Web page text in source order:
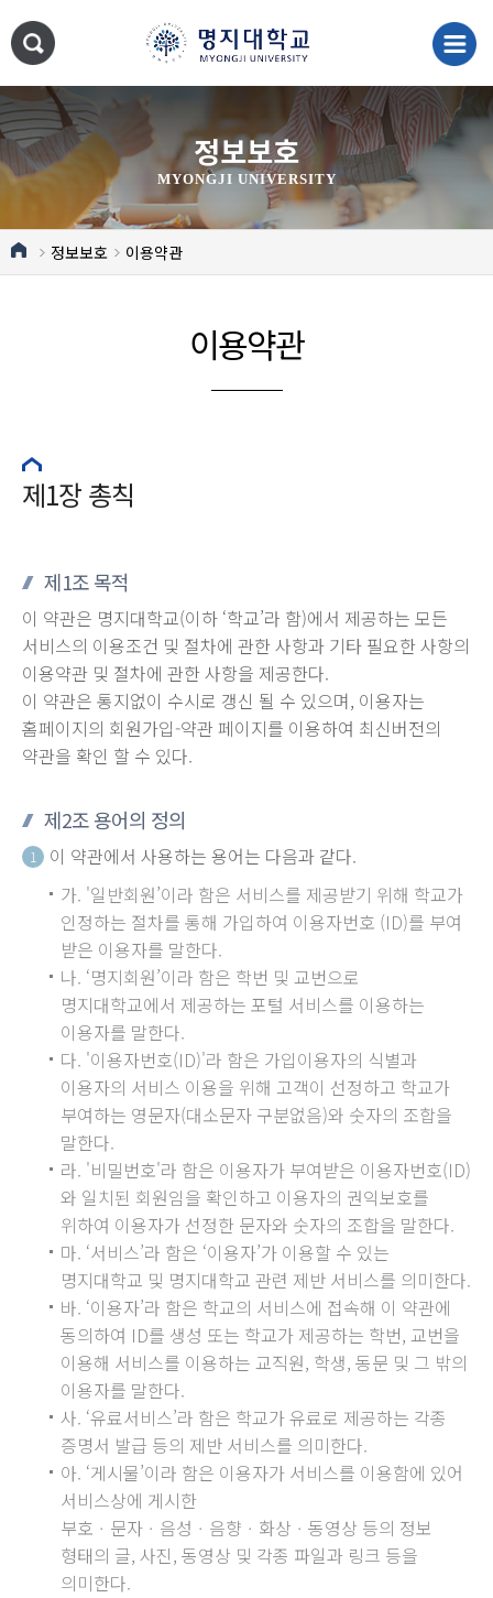
정보보호
MYONGJI UNIVERSITY
정보보호 이용약관
이용약관
제1장 총칙
제1조 목적
이 약관은 명지대학교(이하 ‘학교’라 함)에서 제공하는 모든
서비스의 이용조건 및 절차에 관한 사항과 기타 필요한 사항의
이용약관 및 절차에 관한 사항을 제공한다.
이 약관은 통지없이 수시로 갱신 될 수 있으며, 이용자는
홈페이지의 회원가입-약관 페이지를 이용하여 최신버전의
약관을 확인 할 수 있다.
제2조 용어의 정의
1
이 약관에서 사용하는 용어는 다음과 같다.
가. '일반회원’이라 함은 서비스를 제공받기 위해 학교가
인정하는 절차를 통해 가입하여 이용자번호 (ID)를 부여
받은 이용자를 말한다.
나. ‘명지회원’이라 함은 학번 및 교번으로
명지대학교에서 제공하는 포털 서비스를 이용하는
이용자를 말한다.
다. '이용자번호(ID)'라 함은 가입이용자의 식별과
이용자의 서비스 이용을 위해 고객이 선정하고 학교가
부여하는 영문자(대소문자 구분없음)와 숫자의 조합을
말한다.
라. '비밀번호'라 함은 이용자가 부여받은 이용자번호(ID)
와 일치된 회원임을 확인하고 이용자의 권익보호를
위하여 이용자가 선정한 문자와 숫자의 조합을 말한다.
마. ‘서비스’라 함은 ‘이용자’가 이용할 수 있는
명지대학교 및 명지대학교 관련 제반 서비스를 의미한다.
바. ‘이용자’라 함은 학교의 서비스에 접속해 이 약관에
동의하여 ID를 생성 또는 학교가 제공하는 학번, 교번을
이용해 서비스를 이용하는 교직원, 학생, 동문 및 그 밖의
이용자를 말한다.
사. ‘유료서비스’라 함은 학교가 유료로 제공하는 각종
증명서 발급 등의 제반 서비스를 의미한다.
아. ‘게시물’이라 함은 이용자가 서비스를 이용함에 있어
서비스상에 게시한
부호ㆍ문자ㆍ음성ㆍ음향ㆍ화상ㆍ동영상 등의 정보
형태의 글, 사진, 동영상 및 각종 파일과 링크 등을
의미한다.